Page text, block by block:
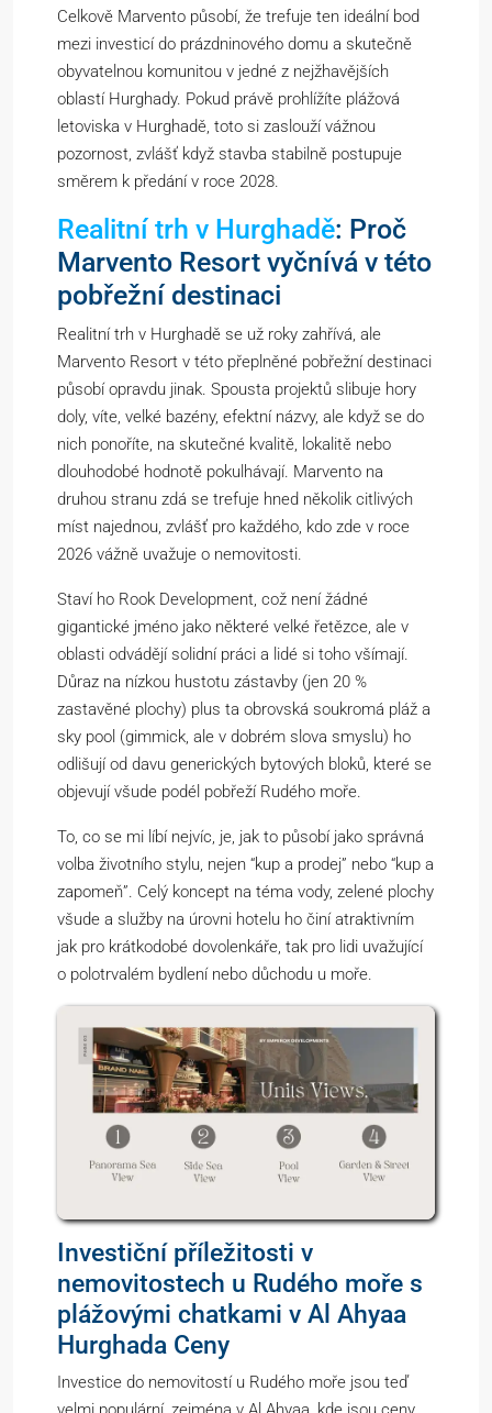
Celkově Marvento působí, že trefuje ten ideální bod
mezi investicí do prázdninového domu a skutečně
obyvatelnou komunitou v jedné z nejžhavějších
oblastí Hurghady. Pokud právě prohlížíte plážová
letoviska v Hurghadě, toto si zaslouží vážnou
pozornost, zvlášť když stavba stabilně postupuje
směrem k předání v roce 2028.
Realitní trh v Hurghadě: Proč
Marvento Resort vyčnívá v této
pobřežní destinaci
Realitní trh v Hurghadě se už roky zahřívá, ale
Marvento Resort v této přeplněné pobřežní destinaci
působí opravdu jinak. Spousta projektů slibuje hory
doly, víte, velké bazény, efektní názvy, ale když se do
nich ponoříte, na skutečné kvalitě, lokalitě nebo
dlouhodobé hodnotě pokulhávají. Marvento na
druhou stranu zdá se trefuje hned několik citlivých
míst najednou, zvlášť pro každého, kdo zde v roce
2026 vážně uvažuje o nemovitosti.
Staví ho Rook Development, což není žádné
gigantické jméno jako některé velké řetězce, ale v
oblasti odvádějí solidní práci a lidé si toho všímají.
Důraz na nízkou hustotu zástavby (jen 20 %
zastavěné plochy) plus ta obrovská soukromá pláž a
sky pool (gimmick, ale v dobrém slova smyslu) ho
odlišují od davu generických bytových bloků, které se
objevují všude podél pobřeží Rudého moře.
To, co se mi líbí nejvíc, je, jak to působí jako správná
volba životního stylu, nejen “kup a prodej” nebo “kup a
zapomeň”. Celý koncept na téma vody, zelené plochy
všude a služby na úrovni hotelu ho činí atraktivním
jak pro krátkodobé dovolenkáře, tak pro lidi uvažující
o polotrvalém bydlení nebo důchodu u moře.
Investiční příležitosti v
nemovitostech u Rudého moře s
plážovými chatkami v Al Ahyaa
Hurghada Ceny
Investice do nemovitostí u Rudého moře jsou teď